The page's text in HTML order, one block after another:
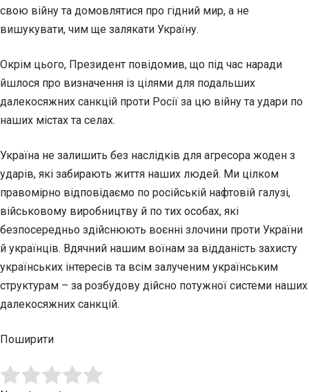
свою війну та домовлятися про гідний мир, а не
вишукувати, чим ще залякати Україну.
Окрім цього, Президент повідомив, що під час наради
йшлося про визначення із цілями для подальших
далекосяжних санкцій проти Росії за цю війну та удари по
наших містах та селах.
Україна не залишить без наслідків для агресора жоден з
ударів, які забирають життя наших людей. Ми цілком
правомірно відповідаємо по російській нафтовій галузі,
військовому виробництву й по тих особах, які
безпосередньо здійснюють воєнні злочини проти України
й українців. Вдячний нашим воїнам за відданість захисту
українських інтересів та всім залученим українським
структурам – за розбудову дійсно потужної системи наших
далекосяжних санкцій.
Поширити
Rate this item: